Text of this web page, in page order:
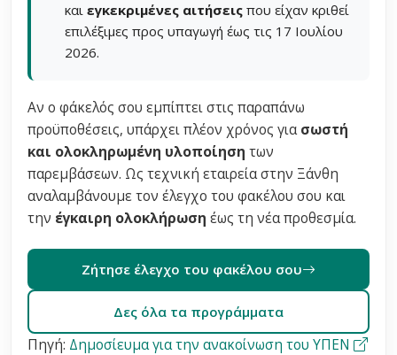
και εγκεκριμένες αιτήσεις που είχαν κριθεί
επιλέξιμες προς υπαγωγή έως τις 17 Ιουλίου
2026.
Αν ο φάκελός σου εμπίπτει στις παραπάνω
προϋποθέσεις, υπάρχει πλέον χρόνος γιασωστή
και ολοκληρωμένη υλοποίηση των
παρεμβάσεων. Ως τεχνική εταιρεία στην Ξάνθη
αναλαμβάνουμε τον έλεγχο του φακέλου σου και
την έγκαιρη ολοκλήρωση έως τη νέα προθεσμία.
Ζήτησε έλεγχο του φακέλου σου
Δες όλα τα προγράμματα
Πηγή: Δημοσίευμα για την ανακοίνωση του ΥΠΕΝ